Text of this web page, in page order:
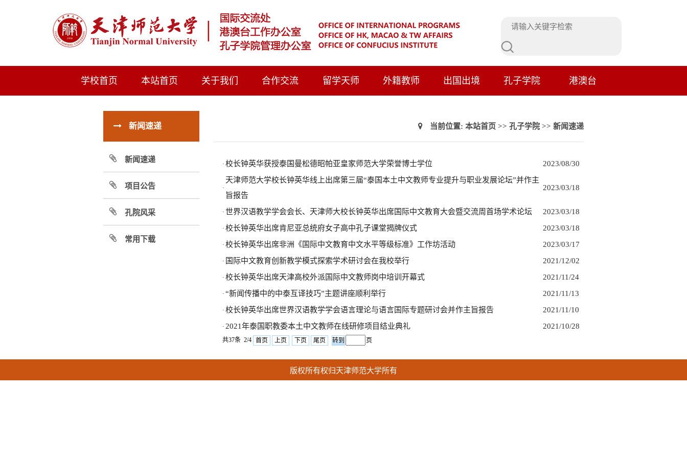
学校首页 本站首页 关于我们 合作交流 留学天师 外籍教师 出国出境 孔子学院 港澳台
新闻速递
新闻速递
项目公告
孔院风采
常用下载
当前位置:本站首页 >>孔子学院 >>新闻速递
· 校长钟英华获授泰国曼松德昭帕亚皇家师范大学荣誉博士学位 2023/08/30
·
天津师范大学校长钟英华线上出席第三届“泰国本土中文教师专业提升与职业发展论坛”并作主
旨报告
2023/03/18
· 世界汉语教学学会会长、天津师大校长钟英华出席国际中文教育大会暨交流周首场学术论坛 2023/03/18
· 校长钟英华出席肯尼亚总统府女子高中孔子课堂揭牌仪式 2023/03/18
· 校长钟英华出席非洲《国际中文教育中文水平等级标准》工作坊活动 2023/03/17
· 国际中文教育创新教学模式探索学术研讨会在我校举行 2021/12/02
· 校长钟英华出席天津高校外派国际中文教师岗中培训开幕式 2021/11/24
· “新闻传播中的中泰互译技巧”主题讲座顺利举行 2021/11/13
· 校长钟英华出席世界汉语教学学会语言理论与语言国际专题研讨会并作主旨报告 2021/11/10
· 2021年泰国职教委本土中文教师在线研修项目结业典礼 2021/10/28
共37条 2/4 首页 上页 下页 尾页 页
版权所有权归天津师范大学所有